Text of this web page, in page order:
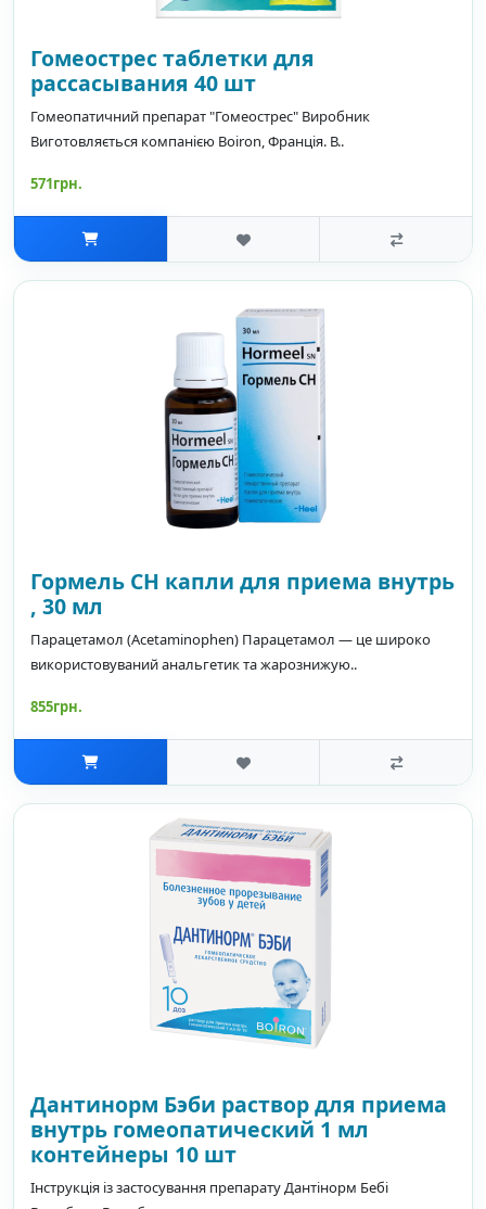
Гомеострес таблетки для
рассасывания 40 шт
Гомеопатичний препарат "Гомеострес" Виробник
Виготовляється компанією Boiron, Франція. В..
571грн.
Гормель СН капли для приема внутрь
, 30 мл
Парацетамол (Acetaminophen) Парацетамол — це широко
використовуваний анальгетик та жарознижую..
855грн.
Дантинорм Бэби раствор для приема
внутрь гомеопатический 1 мл
контейнеры 10 шт
Інструкція із застосування препарату Дантінорм Бебі